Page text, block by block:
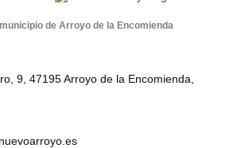
de Arroyo de la Encomienda
9, 47195 Arroyo de la Encomienda,